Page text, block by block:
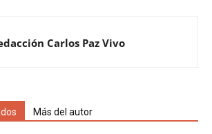
Carlos Paz Vivo
Más del autor